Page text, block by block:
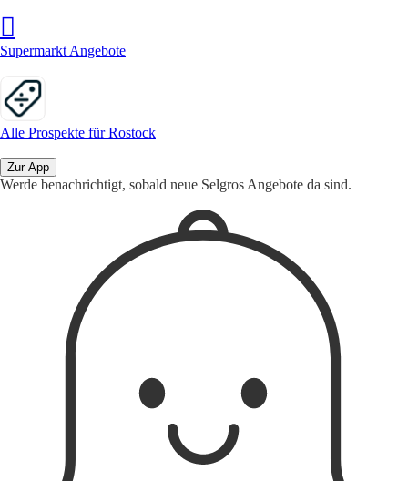
Supermarkt Angebote
Alle Prospekte für Rostock
Zur App
Werde benachrichtigt, sobald neue Selgros Angebote da sind.